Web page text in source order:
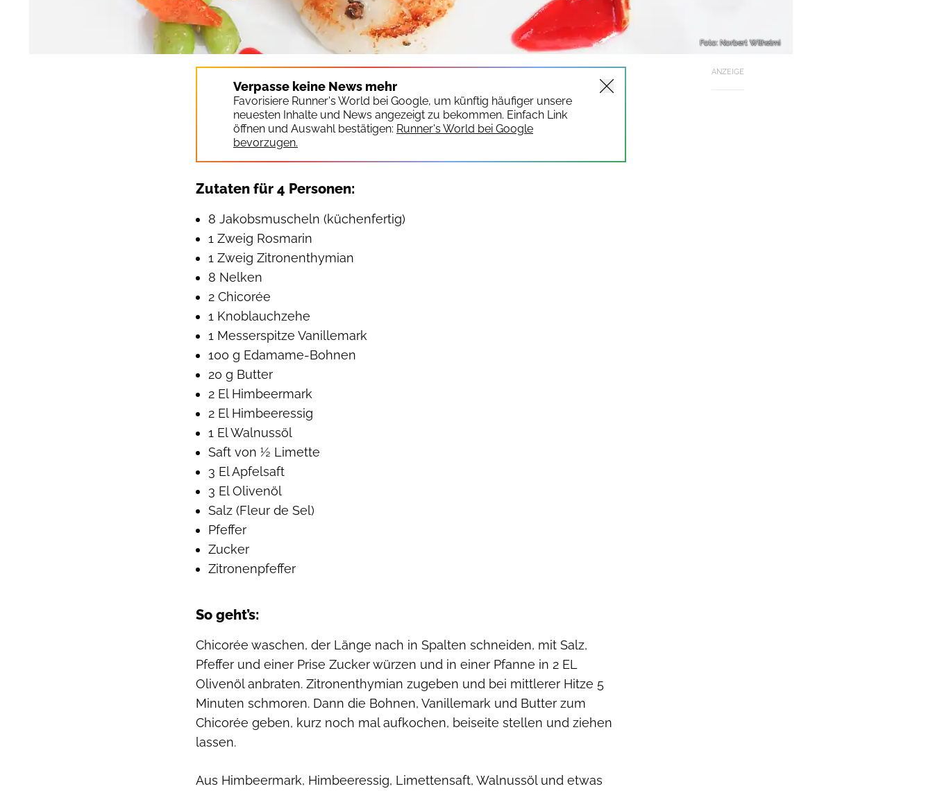
Foto: Norbert Wilhelmi
ANZEIGE
Verpasse keine News mehr
Favorisiere Runner's World bei Google, um künftig häufiger unsere
neuesten Inhalte und News angezeigt zu bekommen. Einfach Link
öffnen und Auswahl bestätigen: Runner's World bei Google
bevorzugen.
Zutaten für 4 Personen:
8 Jakobsmuscheln (küchenfertig)
1 Zweig Rosmarin
1 Zweig Zitronenthymian
8 Nelken
2 Chicorée
1 Knoblauchzehe
1 Messerspitze Vanillemark
100 g Edamame-Bohnen
20 g Butter
2 El Himbeermark
2 El Himbeeressig
1 El Walnussöl
Saft von ½ Limette
3 El Apfelsaft
3 El Olivenöl
Salz (Fleur de Sel)
Pfeffer
Zucker
Zitronenpfeffer
So geht’s:
Chicorée waschen, der Länge nach in Spalten schneiden, mit Salz,
Pfeffer und einer Prise Zucker würzen und in einer Pfanne in 2 EL
Olivenöl anbraten. Zitronenthymian zugeben und bei mittlerer Hitze 5
Minuten schmoren. Dann die Bohnen, Vanillemark und Butter zum
Chicorée geben, kurz noch mal aufkochen, beiseite stellen und ziehen
lassen.
Aus Himbeermark, Himbeeressig, Limettensaft, Walnussöl und etwas